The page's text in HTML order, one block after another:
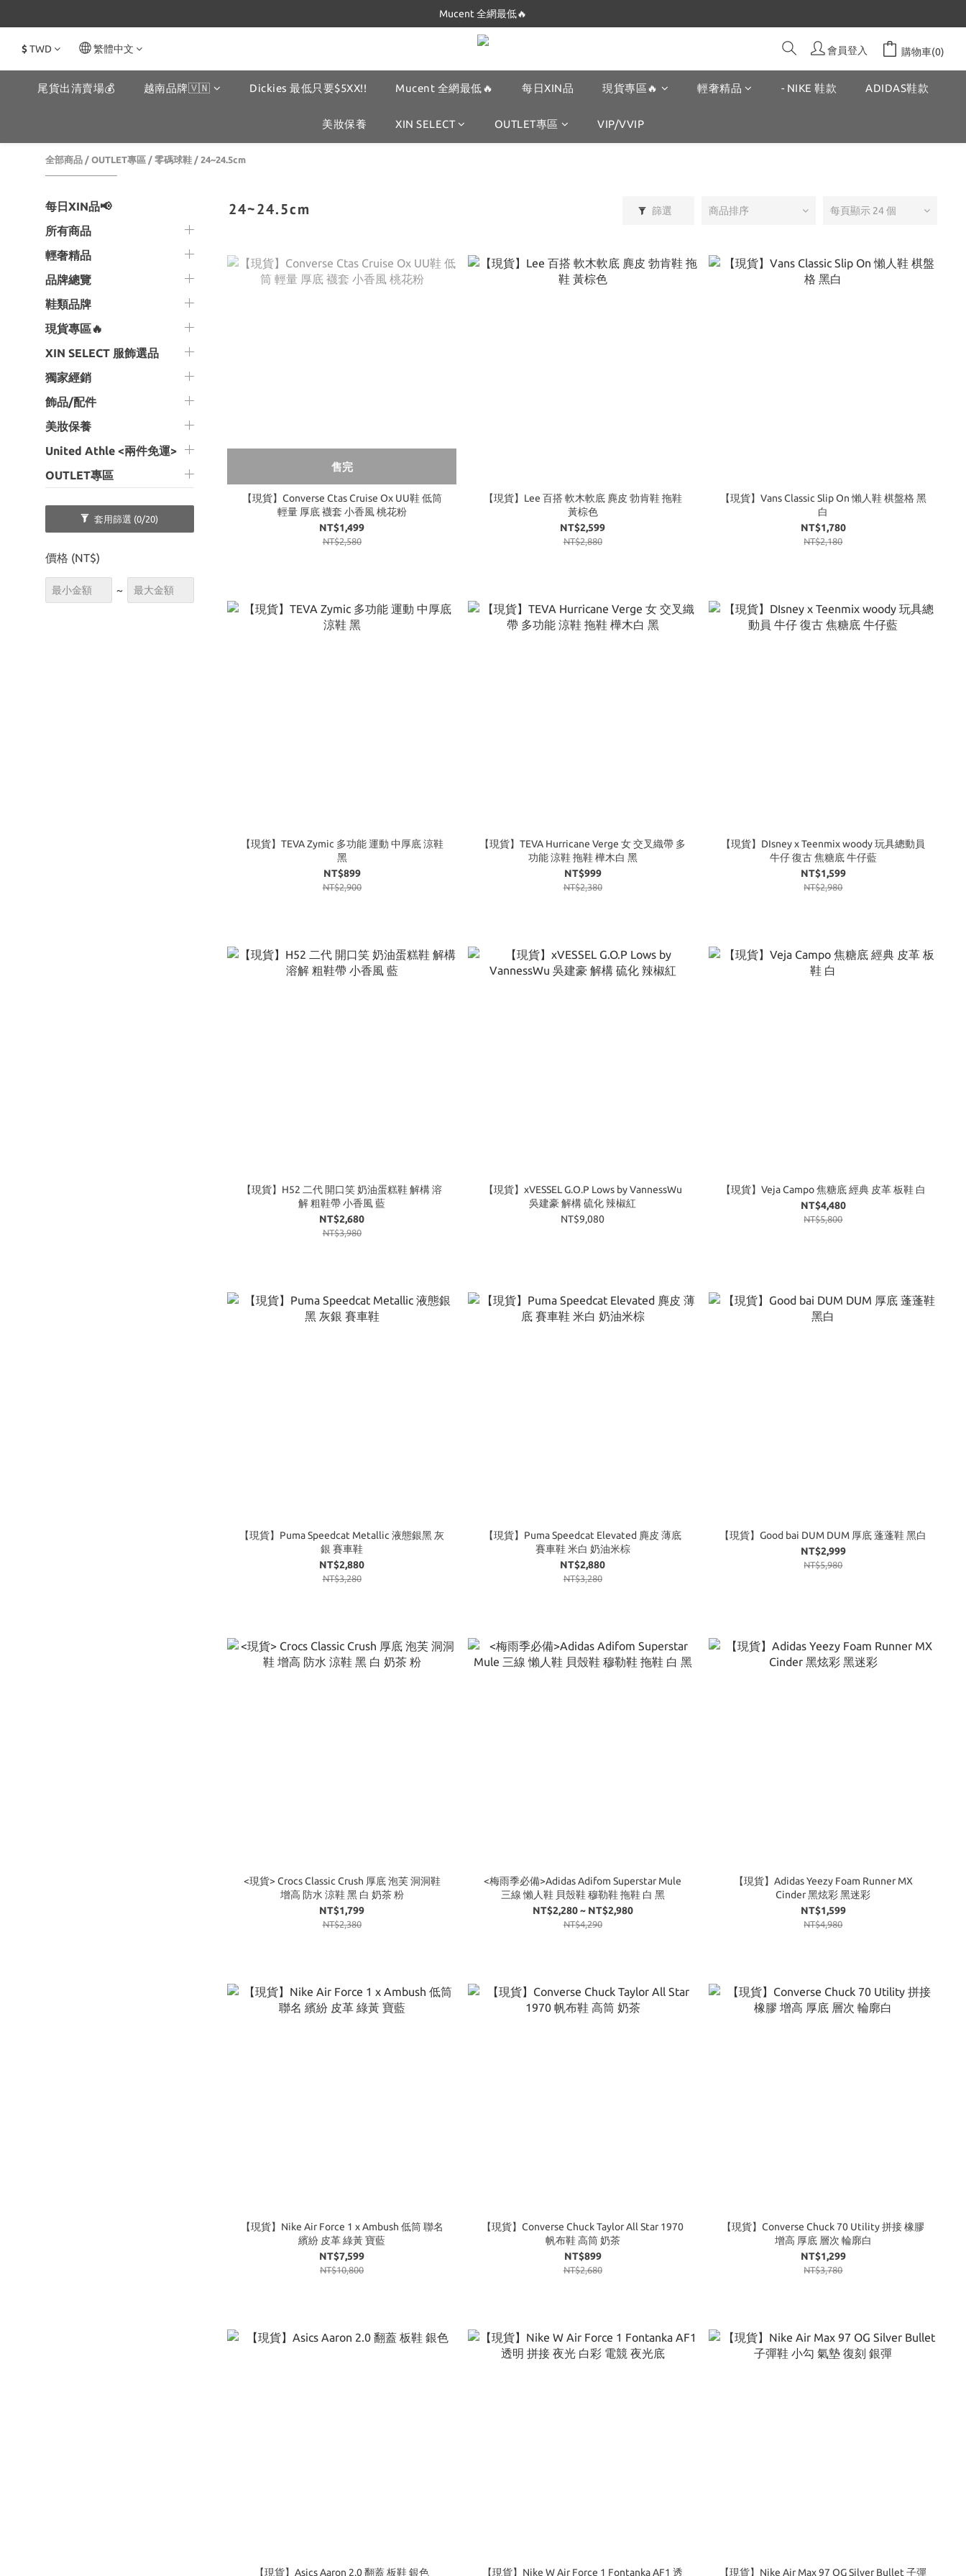
Dickies 最低只要$5XX!!
Dickies 最低只要$5XX!!
$TWD 繁體中文 會員登入 購物車(0)
尾貨出清賣場💰 越南品牌🇻🇳 Dickies 最低只要$5XX!! Mucent 全網最低🔥 每日XIN品 現貨專區🔥 輕奢精品 - NIKE 鞋款 ADIDAS鞋款
美妝保養 XIN SELECT OUTLET專區 VIP/VVIP
全部商品 / OUTLET專區 / 零碼球鞋 / 24~24.5cm
每日XIN品📢
所有商品
輕奢精品
品牌總覽
鞋類品牌
現貨專區🔥
XIN SELECT 服飾選品
獨家經銷
飾品/配件
美妝保養
United Athle <兩件免運>
OUTLET專區
套用篩選 (0/20)
價格 (NT$)
~
24~24.5cm 篩選 商品排序 每頁顯示 24 個
售完
【現貨】Converse Ctas Cruise Ox UU鞋 低筒
輕量 厚底 襪套 小香風 桃花粉
NT$1,499
NT$2,580
【現貨】Lee 百搭 軟木軟底 麂皮 勃肯鞋 拖鞋
黃棕色
NT$2,599
NT$2,880
【現貨】Vans Classic Slip On 懶人鞋 棋盤格 黑
白
NT$1,780
NT$2,180
【現貨】TEVA Zymic 多功能 運動 中厚底 涼鞋
黑
NT$899
NT$2,900
【現貨】TEVA Hurricane Verge 女 交叉織帶 多
功能 涼鞋 拖鞋 樺木白 黑
NT$999
NT$2,380
【現貨】DIsney x Teenmix woody 玩具總動員
牛仔 復古 焦糖底 牛仔藍
NT$1,599
NT$2,980
【現貨】H52 二代 開口笑 奶油蛋糕鞋 解構 溶
解 粗鞋帶 小香風 藍
NT$2,680
NT$3,980
【現貨】xVESSEL G.O.P Lows by VannessWu
吳建豪 解構 硫化 辣椒紅
NT$9,080
【現貨】Veja Campo 焦糖底 經典 皮革 板鞋 白
NT$4,480
NT$5,800
【現貨】Puma Speedcat Metallic 液態銀黑 灰
銀 賽車鞋
NT$2,880
NT$3,280
【現貨】Puma Speedcat Elevated 麂皮 薄底
賽車鞋 米白 奶油米棕
NT$2,880
NT$3,280
【現貨】Good bai DUM DUM 厚底 蓬蓬鞋 黑白
NT$2,999
NT$5,980
<現貨> Crocs Classic Crush 厚底 泡芙 洞洞鞋
增高 防水 涼鞋 黑 白 奶茶 粉
NT$1,799
NT$2,380
<梅雨季必備>Adidas Adifom Superstar Mule
三線 懶人鞋 貝殼鞋 穆勒鞋 拖鞋 白 黑
NT$2,280 ~ NT$2,980
NT$4,290
【現貨】Adidas Yeezy Foam Runner MX
Cinder 黑炫彩 黑迷彩
NT$1,599
NT$4,980
【現貨】Nike Air Force 1 x Ambush 低筒 聯名
繽紛 皮革 綠黃 寶藍
NT$7,599
NT$10,800
【現貨】Converse Chuck Taylor All Star 1970
帆布鞋 高筒 奶茶
NT$899
NT$2,680
【現貨】Converse Chuck 70 Utility 拼接 橡膠
增高 厚底 層次 輪廓白
NT$1,299
NT$3,780
【現貨】Asics Aaron 2.0 翻蓋 板鞋 銀色 【現貨】Nike W Air Force 1 Fontanka AF1 透 【現貨】Nike Air Max 97 OG Silver Bullet 子彈